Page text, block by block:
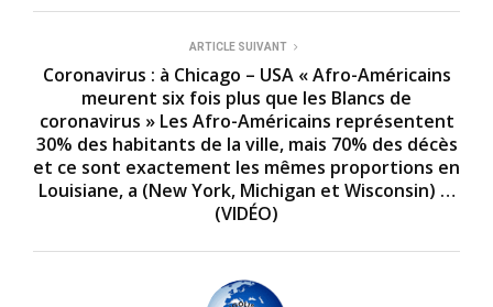
ARTICLE SUIVANT
Coronavirus : à Chicago – USA « Afro-Américains
meurent six fois plus que les Blancs de
coronavirus » Les Afro-Américains représentent
30% des habitants de la ville, mais 70% des décès
et ce sont exactement les mêmes proportions en
Louisiane, a (New York, Michigan et Wisconsin) …
(VIDÉO)